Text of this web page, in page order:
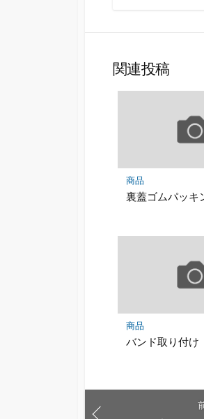
関連投稿
商品
裏蓋ゴムパッキ
商品
バンド取り付け